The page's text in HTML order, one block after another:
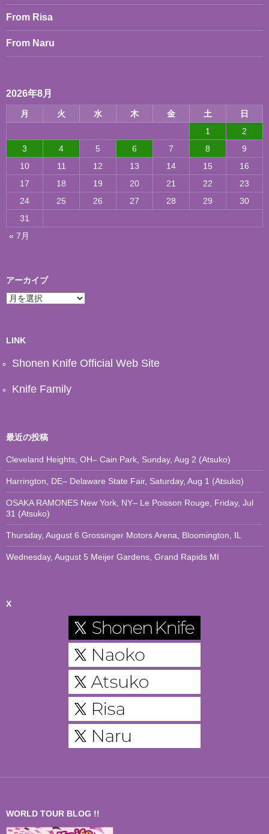
From Risa
From Naru
2026年8月
月 火 水 木 金 土
日
1
2
3
4 5 6 7 8
9
10
11 12 13 14 15
16
17
18 19 20 21 22
23
24
25 26 27 28 29
30
31
« 7月
アーカイブ
ア
ブ
LINK
Shonen Knife Official Web Site
Knife Family
最近の投稿
Cleveland Heights, OH– Cain Park, Sunday, Aug 2 (Atsuko)
Harrington, DE– Delaware State Fair, Saturday, Aug 1 (Atsuko)
OSAKA RAMONES New York, NY– Le Poisson Rouge, Friday, Jul
31 (Atsuko)
Thursday, August 6 Grossinger Motors Arena, Bloomington, IL
Wednesday, August 5 Meijer Gardens, Grand Rapids MI
X
WORLD TOUR BLOG !!